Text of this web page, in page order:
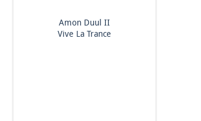
Amon Duul II
Vive La Trance